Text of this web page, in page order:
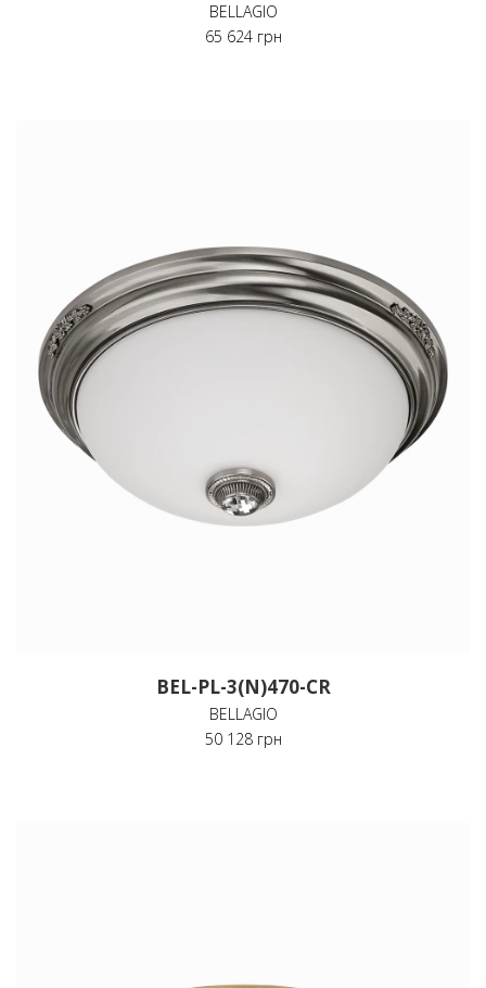
BELLAGIO
65 624 грн
BEL-PL-3(N)470-CR
BELLAGIO
50 128 грн